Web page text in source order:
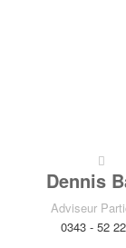
Dennis
Adviseur
0343 - 52